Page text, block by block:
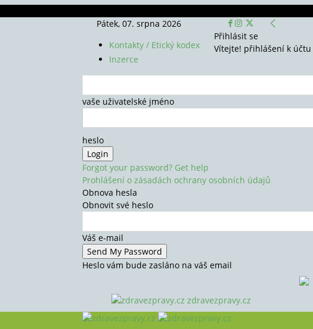
Pátek, 07. srpna 2026
Kontakty / Etický kodex
Inzerce
Přihlásit se
Vítejte! přihlášení k účtu
vaše uživatelské jméno
heslo
Forgot your password? Get help
Prohlášení o zásadách ochrany osobních údajů
Obnova hesla
Obnovit své heslo
Váš e-mail
Heslo vám bude zasláno na váš email
zdravezpravy.cz